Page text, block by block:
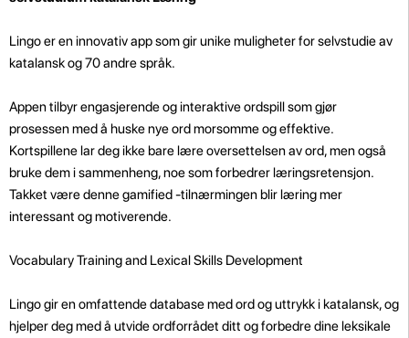
Lingo er en innovativ app som gir unike muligheter for selvstudie av
katalansk og 70 andre språk.
Appen tilbyr engasjerende og interaktive ordspill som gjør
prosessen med å huske nye ord morsomme og effektive.
Kortspillene lar deg ikke bare lære oversettelsen av ord, men også
bruke dem i sammenheng, noe som forbedrer læringsretensjon.
Takket være denne gamified -tilnærmingen blir læring mer
interessant og motiverende.
Vocabulary Training and Lexical Skills Development
Lingo gir en omfattende database med ord og uttrykk i katalansk, og
hjelper deg med å utvide ordforrådet ditt og forbedre dine leksikale